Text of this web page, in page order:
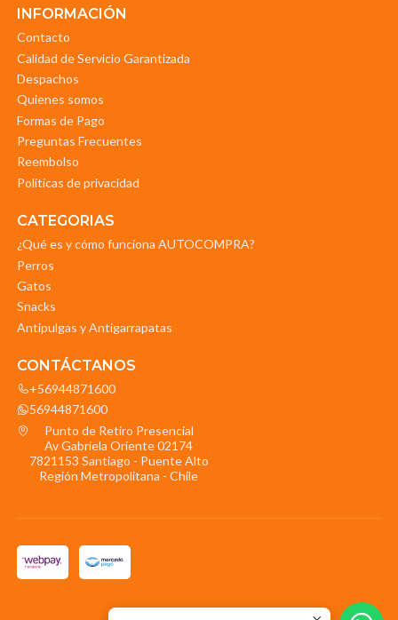
INFORMACIÓN
Contacto
Calidad de Servicio Garantizada
Despachos
Quienes somos
Formas de Pago
Preguntas Frecuentes
Reembolso
Politicas de privacidad
CATEGORIAS
¿Qué es y cómo funciona AUTOCOMPRA?
Perros
Gatos
Snacks
Antipulgas y Antigarrapatas
CONTÁCTANOS
+56944871600
56944871600
Punto de Retiro Presencial
Av Gabriela Oriente 02174
7821153 Santiago - Puente Alto
Región Metropolitana - Chile